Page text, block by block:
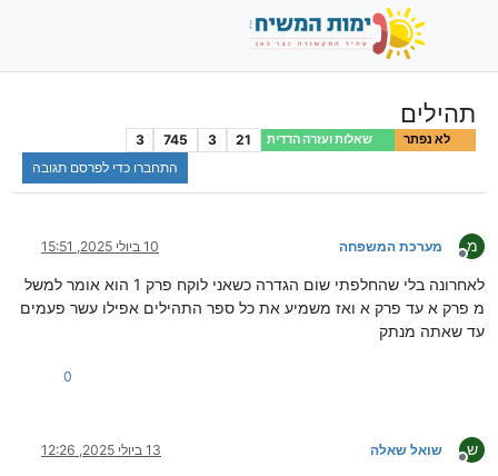
תהילים
לא נפתר שאלות ועזרה הדדית 21
3
745
3
התחברו כדי לפרסם תגובה
מ
מנותק
מערכת המשפחה 10 ביולי 2025, 15:51
לאחרונה בלי שהחלפתי שום הגדרה כשאני לוקח פרק 1 הוא אומר למשל
מ פרק א עד פרק א ואז משמיע את כל ספר התהילים אפילו עשר פעמים
עד שאתה מנתק
0
ש
מנותק
שואל שאלה 13 ביולי 2025, 12:26